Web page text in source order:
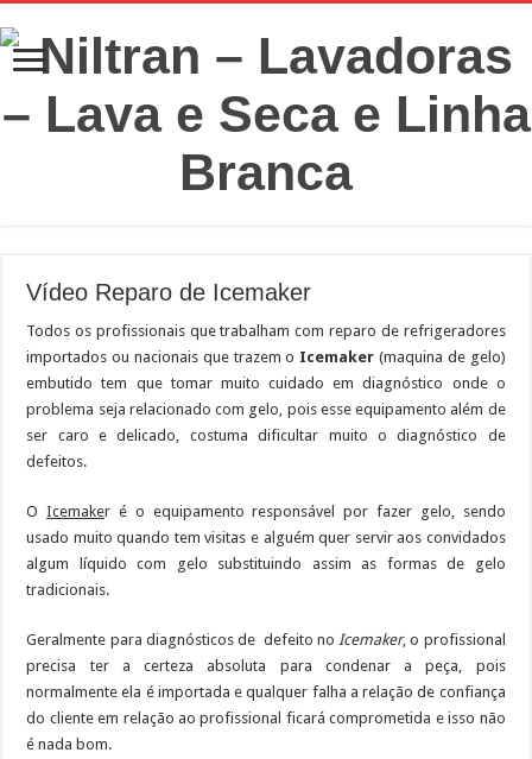
Vídeo Reparo de Icemaker
Todos os profissionais que trabalham com reparo de refrigeradores
importados ou nacionais que trazem o Icemaker (maquina de gelo)
embutido tem que tomar muito cuidado em diagnóstico onde o
problema seja relacionado com gelo, pois esse equipamento além de
ser caro e delicado, costuma dificultar muito o diagnóstico de
defeitos.
OIcemaker é o equipamento responsável por fazer gelo, sendo
usado muito quando tem visitas e alguém quer servir aos convidados
algum líquido com gelo substituindo assim as formas de gelo
tradicionais.
Geralmente para diagnósticos de defeito noIcemaker, o profissional
precisa ter a certeza absoluta para condenar a peça, pois
normalmente ela é importada e qualquer falha a relação de confiança
do cliente em relação ao profissional ficará comprometida e isso não
é nada bom.